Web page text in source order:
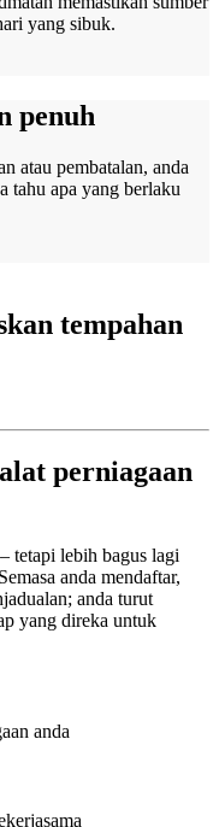
yang sibuk.
penuh
atau pembatalan, anda
tahu apa yang berlaku
tempahan
perniagaan
tetapi lebih bagus lagi
anda mendaftar,
anda turut
yang direka untuk
anda